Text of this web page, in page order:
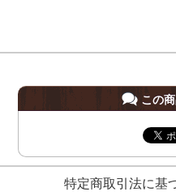
この
特定商取引法に基